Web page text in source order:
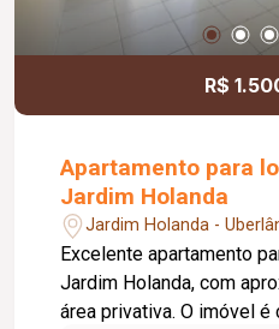
receber sua empresa.
R$
Apartamento para
Jardim Holanda
Jardim Holanda -
Excelente apartamento
Jardim Holanda, com
área privativa. O imóvel